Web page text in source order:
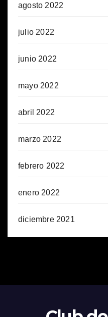
agosto 2022
julio 2022
junio 2022
mayo 2022
abril 2022
marzo 2022
febrero 2022
enero 2022
diciembre 2021